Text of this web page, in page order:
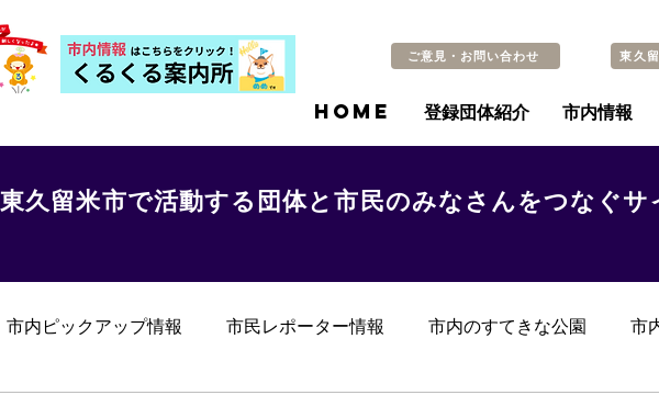
ご意見・お問い合わせ 東久
HOME 登録団体紹介 市内情報
久留米市で活動する団体と市民のみなさんをつなぐサ
市内ピックアップ情報 市民レポーター情報 市内のすてきな公園 市